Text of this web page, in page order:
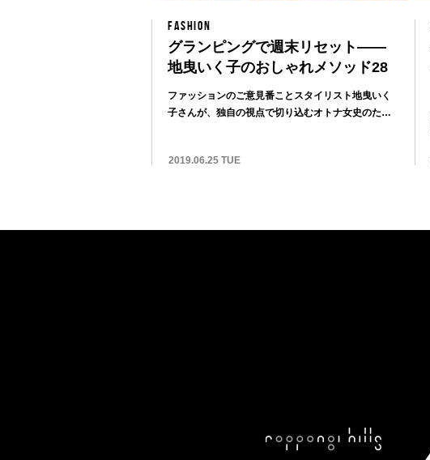
FASHION
グランピングで週末リセット——
地曳いく子のおしゃれメソッド28
ファッションのご意見番ことスタイリスト地曳いく
子さんが、独自の視点で切り込むオトナ女史のため
2019.06.25 TUE